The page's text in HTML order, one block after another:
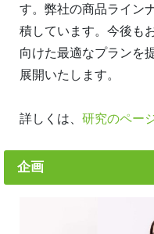
す。弊社の商品ライン
積しています。今後も
向けた最適なプランを
展開いたします。
詳しくは、 研究のペー
企画